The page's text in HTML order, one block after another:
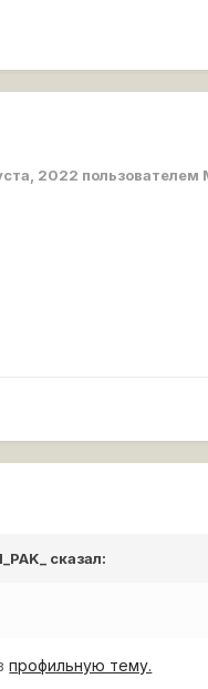
2022 пользователем
сказал:
профильную тему.